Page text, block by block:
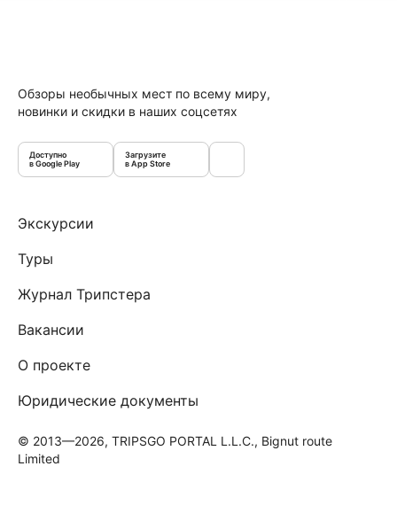
Обзоры необычных мест по всему миру,
новинки и скидки в наших соцсетях
Доступно
в Google Play
Загрузите
в App Store
Экскурсии
Туры
Журнал Трипстера
Вакансии
О проекте
Юридические документы
© 2013—2026, TRIPSGO PORTAL L.L.C., Bignut route
Limited